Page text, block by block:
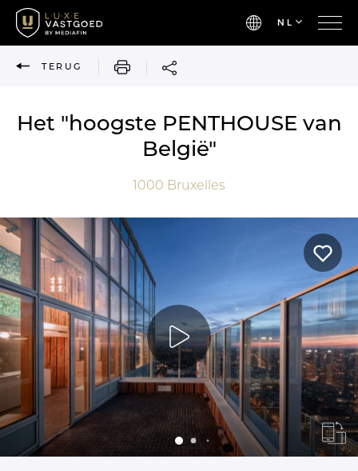
NL
TERUG AFDRUKKEN
Het "hoogste PENTHOUSE van
België"
1000 Bruxelles